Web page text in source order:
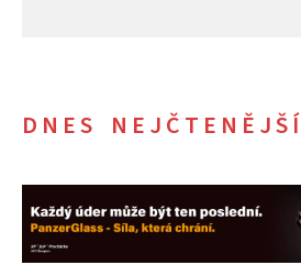
DNES NEJČTENĚJŠÍ